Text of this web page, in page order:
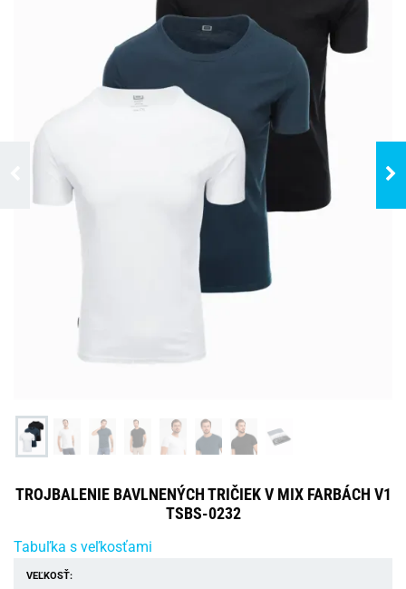
TROJBALENIE BAVLNENÝCH TRIČIEK V MIX FARBÁCH V1
TSBS-0232
Tabuľka s veľkosťami
VEĽKOSŤ: